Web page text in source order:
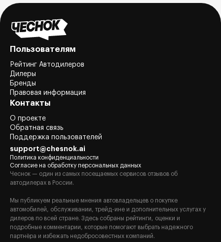
Пользователям
Рейтинг Автодилеров
Дилеры
Бренды
Правовая информация
Контакты
О проекте
Обратная связь
Поддержка пользователей
support@chesnok.ai
Политика конфиденциальности
Согласие на обработку персональных данных
Чеснок — один из самых посещаемых сервисов отзывов об
автодилерах в России.
Мы публикуем реальные мнения автовладельцев о покупке
автомобилей, обслуживании, трейд-ине и дополнительных услугах у
дилеров по всей стране. Здесь собраны рейтинги, оценки и
подробные комментарии, которые помогают выбрать надежного
партнёра и избежать недобросовестных компаний.